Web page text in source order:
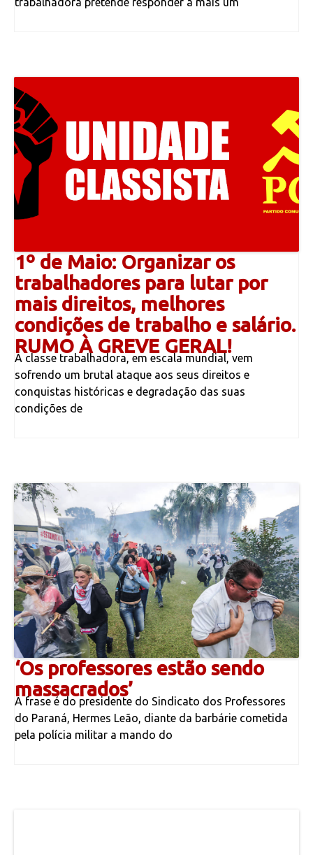
1º de Maio: Organizar os
trabalhadores para lutar por
mais direitos, melhores
condições de trabalho e salário.
RUMO À GREVE GERAL!
A classe trabalhadora, em escala mundial, vem
sofrendo um brutal ataque aos seus direitos e
conquistas históricas e degradação das suas
condições de
‘Os professores estão sendo
massacrados’
A frase é do presidente do Sindicato dos Professores
do Paraná, Hermes Leão, diante da barbárie cometida
pela polícia militar a mando do